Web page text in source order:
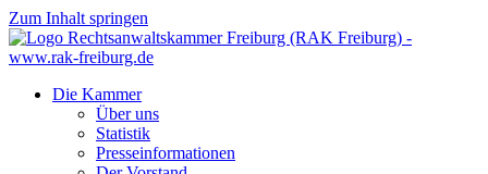
Zum Inhalt springen
Die Kammer
Über uns
Statistik
Presseinformationen